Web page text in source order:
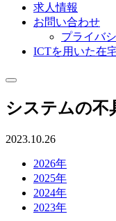
求人情報
お問い合わせ
プライバ
ICTを用いた在
システムの不
2023.10.26
2026年
2025年
2024年
2023年